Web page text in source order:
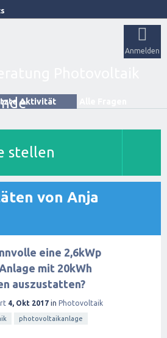
Anmelden
Aktivität
stellen
von Anja
eine 2,6kWp
mit 20kWh
auszustatten?
4, Okt 2017 in Photovoltaik
photovoltaikanlage